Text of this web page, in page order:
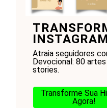
Atraia seguidores
Devocional: 80
stories.
Transforme Sua
Agora!